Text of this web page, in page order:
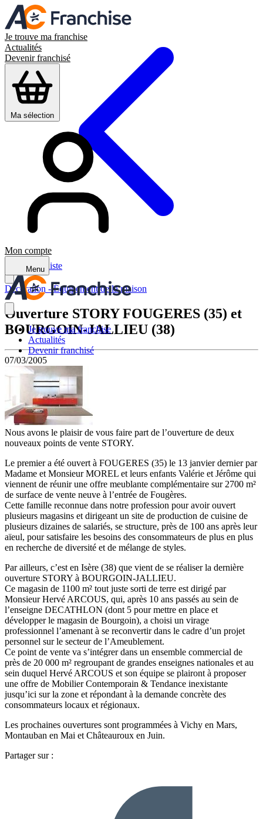
Je trouve ma franchise
Actualités
Devenir franchisé
Ma sélection
Mon compte
Menu
Je trouve ma franchise
Actualités
Devenir franchisé
Retour à la liste
Décoration - Équipement de la maison
Ouverture STORY FOUGERES (35) et
BOURGOIN-JALLIEU (38)
07/03/2005
Nous avons le plaisir de vous faire part de l’ouverture de deux
nouveaux points de vente STORY.
Le premier a été ouvert à FOUGERES (35) le 13 janvier dernier par
Madame et Monsieur MOREL et leurs enfants Valérie et Jérôme qui
viennent de réunir une offre meublante complémentaire sur 2700 m²
de surface de vente neuve à l’entrée de Fougères.
Cette famille reconnue dans notre profession pour avoir ouvert
plusieurs magasins et dirigeant un site de production de cuisine de
plusieurs dizaines de salariés, se structure, près de 100 ans après leur
aïeul, pour satisfaire les besoins des consommateurs de plus en plus
en recherche de diversité et de mélange de styles.
Par ailleurs, c’est en Isère (38) que vient de se réaliser la dernière
ouverture STORY à BOURGOIN-JALLIEU.
Ce magasin de 1100 m² tout juste sorti de terre est dirigé par
Monsieur Hervé ARCOUS, qui, après 10 ans passés au sein de
l’enseigne DECATHLON (dont 5 pour mettre en place et
développer le magasin de Bourgoin), a choisi un virage
professionnel l’amenant à se reconvertir dans le cadre d’un projet
personnel sur le secteur de l’Ameublement.
Ce point de vente va s’intégrer dans un ensemble commercial de
près de 20 000 m² regroupant de grandes enseignes nationales et au
sein duquel Hervé ARCOUS et son équipe se plairont à proposer
une offre de Mobilier Contemporain & Tendance inexistante
jusqu’ici sur la zone et répondant à la demande concrète des
consommateurs locaux et régionaux.
Les prochaines ouvertures sont programmées à Vichy en Mars,
Montauban en Mai et Châteauroux en Juin.
Partager sur :